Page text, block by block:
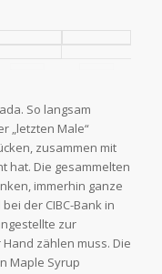
So langsam
„letzten Male“
zusammen mit
hat. Die gesammelten
immerhin ganze
der CIBC-Bank in
zur
zählen muss. Die
Maple Syrup